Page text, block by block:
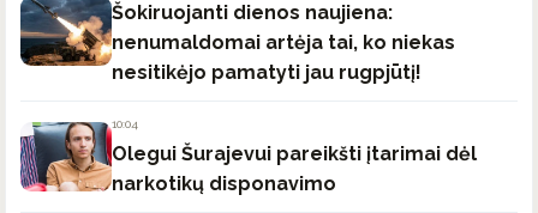
Šokiruojanti dienos naujiena:
nenumaldomai artėja tai, ko niekas
nesitikėjo pamatyti jau rugpjūtį!
10:04
Olegui Šurajevui pareikšti įtarimai dėl
narkotikų disponavimo